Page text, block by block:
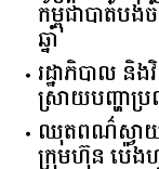
កម្ពុជា​បាត់ប
ឆ្នាំ​
រដ្ឋាភិបាល​ ​និ
ស្រាយ​បញ្ហា​ប្
ឈុតពណ៌ស្វាយ
ក្រុមហ៊ុន ប៉េង